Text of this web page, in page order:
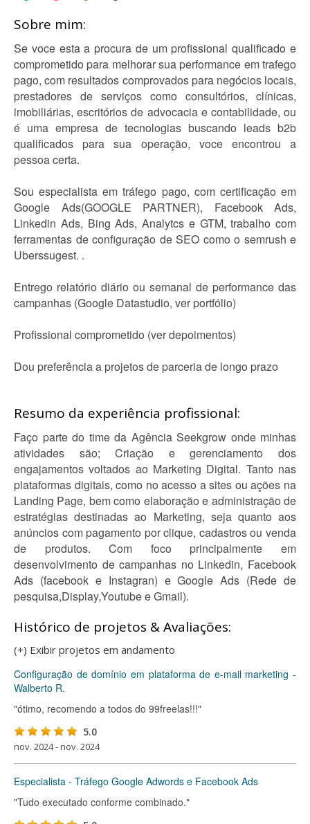
Sobre mim:
Se voce esta a procura de um profissional qualificado e
comprometido para melhorar sua performance em trafego
pago, com resultados comprovados para negócios locais,
prestadores de serviços como consultórios, clínicas,
imobiliárias, escritórios de advocacia e contabilidade, ou
é uma empresa de tecnologias buscando leads b2b
qualificados para sua operação, voce encontrou a
pessoa certa.
Sou especialista em tráfego pago, com certificação em
Google Ads(GOOGLE PARTNER), Facebook Ads,
Linkedin Ads, Bing Ads, Analytcs e GTM, trabalho com
ferramentas de configuração de SEO como o semrush e
Uberssugest. .
Entrego relatório diário ou semanal de performance das
campanhas (Google Datastudio, ver portfólio)
Profissional comprometido (ver depoimentos)
Dou preferência a projetos de parceria de longo prazo
Resumo da experiência profissional:
Faço parte do time da Agência Seekgrow onde minhas
atividades são; Criação e gerenciamento dos
engajamentos voltados ao Marketing Digital. Tanto nas
plataformas digitais, como no acesso a sites ou ações na
Landing Page, bem como elaboração e administração de
estratégias destinadas ao Marketing, seja quanto aos
anúncios com pagamento por clique, cadastros ou venda
de produtos. Com foco principalmente em
desenvolvimento de campanhas no Linkedin, Facebook
Ads (facebook e Instagran) e Google Ads (Rede de
pesquisa,Display,Youtube e Gmail).
Histórico de projetos & Avaliações:
(+) Exibir projetos em andamento
Configuração de domínio em plataforma de e-mail marketing -
Walberto R.
"ótimo, recomendo a todos do 99freelas!!!"
5.0
nov. 2024 - nov. 2024
Especialista - Tráfego Google Adwords e Facebook Ads
"Tudo executado conforme combinado."